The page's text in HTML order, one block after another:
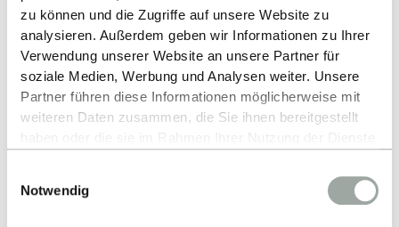
zu können und die Zugriffe auf unsere Website zu
analysieren. Außerdem geben wir Informationen zu Ihrer
Verwendung unserer Website an unsere Partner für
soziale Medien, Werbung und Analysen weiter. Unsere
Partner führen diese Informationen möglicherweise mit
weiteren Daten zusammen, die Sie ihnen bereitgestellt
Alles zum Thema Cookies und personenbezogene
Datenverarbeitung entnehmen Sie unserer
Notwendig
Prof. Dr. Christian Decker
+49 7121 271 4105